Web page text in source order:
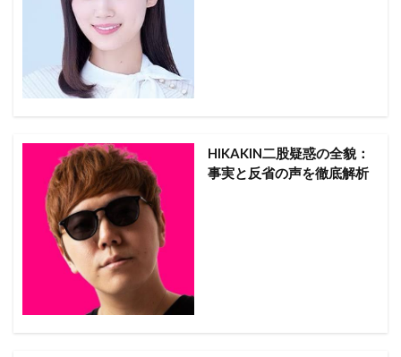
HIKAKIN二股疑惑の全貌：
事実と反省の声を徹底解析